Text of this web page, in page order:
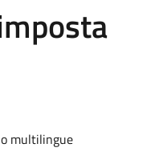
multilingue